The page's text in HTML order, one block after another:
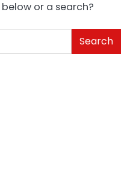
or a search?